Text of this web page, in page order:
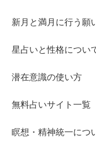
新月と満月に行う願
星占いと性格につい
潜在意識の使い方
無料占いサイト一覧
瞑想・精神統一につ